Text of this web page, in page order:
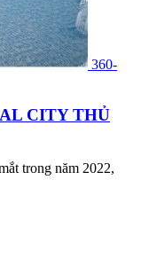
360-
CITY THỦ
trong năm 2022,